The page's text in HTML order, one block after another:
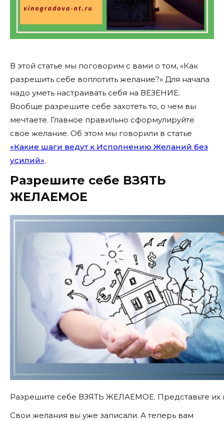
В этой статье мы поговорим с вами о том, «Как
разрешить себе воплотить желание?» Для начала
надо уметь настраивать себя на ВЕЗЕНИЕ.
Вообще разрешите себе захотеть то, о чем вы
мечтаете. Главное правильно сформулируйте
свое желание. Об этом мы говорили в статье
«Какие шаги ведут к Исполнению Желаний без
усилий».
Разрешите себе ВЗЯТЬ
ЖЕЛАЕМОЕ
Разрешите себе ВЗЯТЬ ЖЕЛАЕМОЕ. Представьте их
Свои желания вы уже записали. А теперь вам